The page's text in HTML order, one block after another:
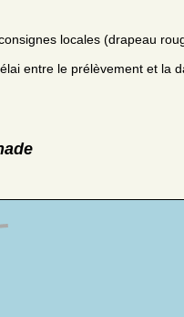
locales (drapeau
entre le prélèvement et la